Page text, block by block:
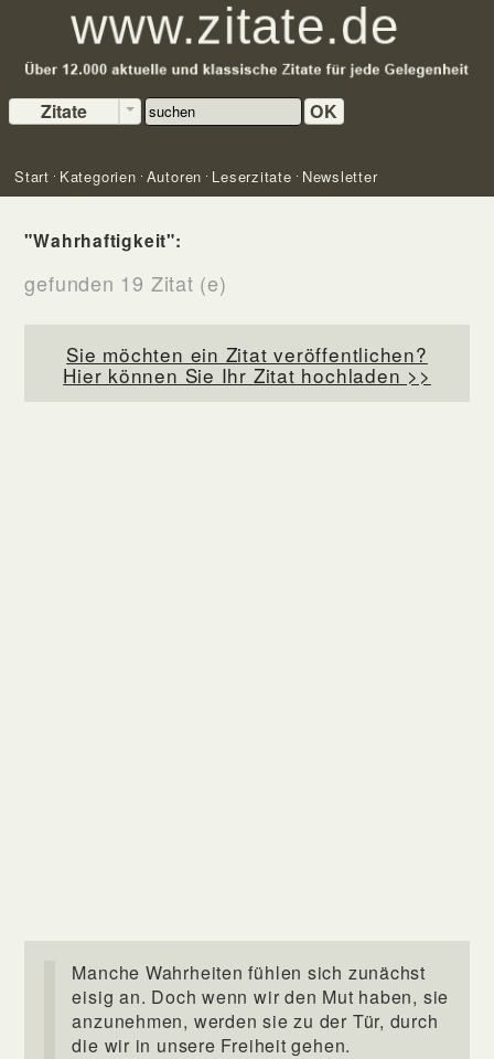
Zitate OK
Start Kategorien Autoren Leserzitate Newsletter
"Wahrhaftigkeit":
gefunden 19 Zitat (e)
Sie möchten ein Zitat veröffentlichen?
Hier können Sie Ihr Zitat hochladen >>
Manche Wahrheiten fühlen sich zunächst
eisig an. Doch wenn wir den Mut haben, sie
anzunehmen, werden sie zu der Tür, durch
die wir in unsere Freiheit gehen.